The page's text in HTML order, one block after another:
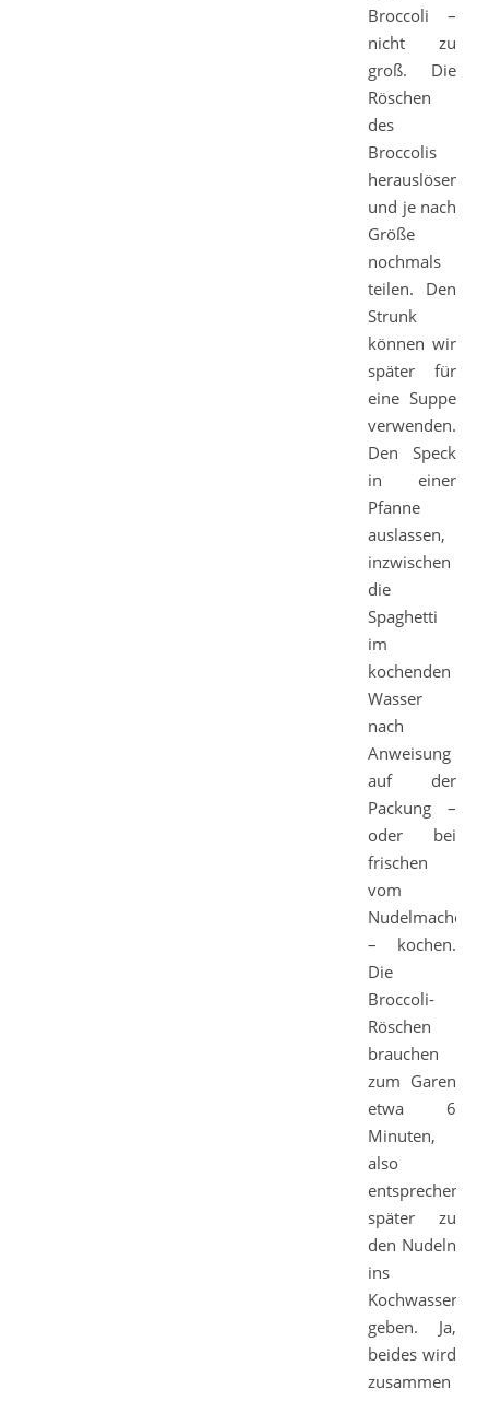
Broccoli –
nicht zu
groß. Die
Röschen
des
Broccolis
herauslösen
und je nach
Größe
nochmals
teilen. Den
Strunk
können wir
später für
eine Suppe
verwenden.
Den Speck
in einer
Pfanne
auslassen,
inzwischen
die
Spaghetti
im
kochenden
Wasser
nach
Anweisung
auf der
Packung –
oder bei
frischen
vom
Nudelmacher
– kochen.
Die
Broccoli-
Röschen
brauchen
zum Garen
etwa 6
Minuten,
also
entsprechend
später zu
den Nudeln
ins
Kochwasser
geben. Ja,
beides wird
zusammen